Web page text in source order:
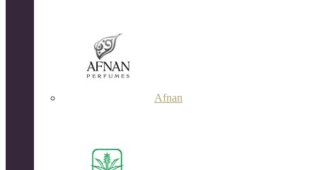
Afnan